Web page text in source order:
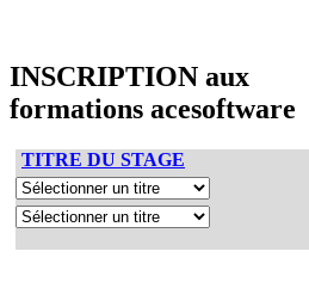
INSCRIPTION aux
formations acesoftware
TITRE DU STAGE